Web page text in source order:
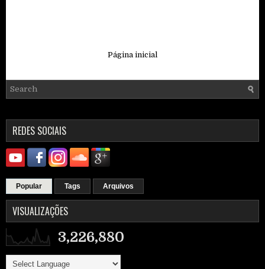
Página inicial
REDES SOCIAIS
Popular Tags Arquivos
VISUALIZAÇÕES
3,226,880